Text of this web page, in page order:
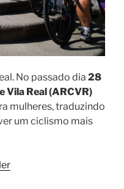
No passado dia 28
Vila Real (ARCVR)
mulheres, traduzindo
um ciclismo mais
“1.º